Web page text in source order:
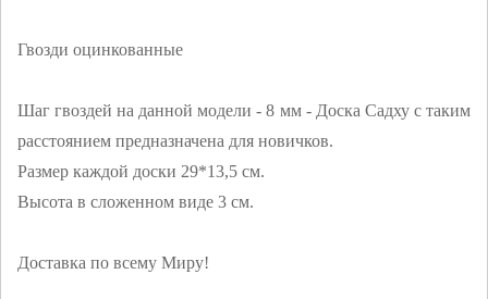
Гвозди оцинкованные
Шаг гвоздей на данной модели - 8 мм - Доска Садху с таким
расстоянием предназначена для новичков.
Размер каждой доски 29*13,5 см.
Высота в сложенном виде 3 см.
Доставка по всему Миру!